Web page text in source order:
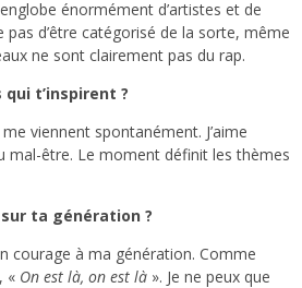
énormément d’artistes et de
pas d’être catégorisé de la sorte, même
ne sont clairement pas du rap.
t’inspirent ?
viennent spontanément. J’aime
mal-être. Le moment définit les thèmes
ta génération ?
courage à ma génération. Comme
« On est là, on est là ». Je ne peux que